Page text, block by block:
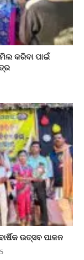
କରିବା ପାଇଁ
ଉତ୍ସବ ପାଳନ